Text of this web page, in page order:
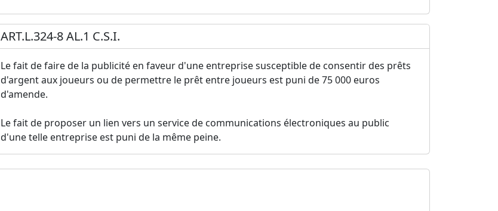
ART.L.324-8 AL.1 C.S.I.
Le fait de faire de la publicité en faveur d'une entreprise susceptible de consentir des prêts
d'argent aux joueurs ou de permettre le prêt entre joueurs est puni de 75 000 euros
d'amende.
Le fait de proposer un lien vers un service de communications électroniques au public
d'une telle entreprise est puni de la même peine.